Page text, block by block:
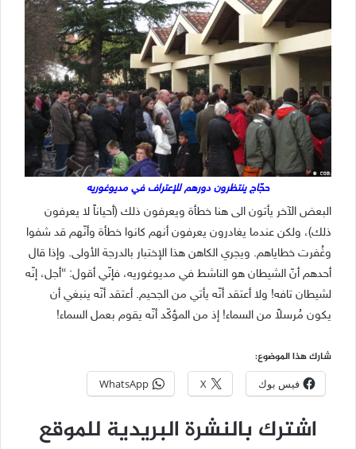
حجّاج ينتظرون دورهم للإعتراف في مديوغوريه
البعض الآخر يأتون الى هنا خطأة ويعرفون ذلك (أحياناً لا يعرفون
ذلك)، ولكن عندما يغادرون يعرفون أنهم كانوا خطأة وأنّهم قد شفوا
وغُفرت خطاياهم. ويجري الكاهن هذا الإختبار بالدرجة الأولى. وإذا قال
أحدهم أنّ الشيطان هو الناشط في مديوغوريه، فإنّي أقول: “أجل، إنّه
لشيطان تافه! ولا أعتقد أنّه يأتي من الجحيم. أعتقد أنّه ينبغي أن
يكون مُرسلاً من السماء! إذ من المؤكّد أنّه يقوم بعمل السماء!
شارك هذا الموضوع:
فيس بوك X
WhatsApp
اشترك بالنشرة البريدية للموقع